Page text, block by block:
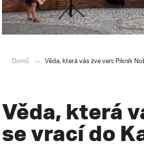
Domů Věda, která vás zve ven: Piknik
Věda, která
se vrací do